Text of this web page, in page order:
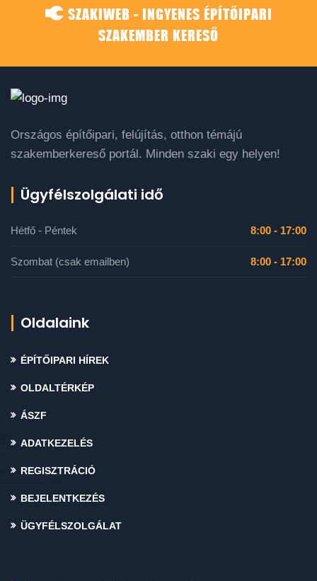
SZAKIWEB - INGYENES ÉPÍTŐIPARI
SZAKEMBER KERESŐ
Országos építőipari, felújítás, otthon témájú
szakemberkereső portál. Minden szaki egy helyen!
Ügyfélszolgálati idő
Hétfő - Péntek 8:00 - 17:00
Szombat (csak emailben) 8:00 - 17:00
Oldalaink
ÉPÍTŐIPARI HÍREK
OLDALTÉRKÉP
ÁSZF
ADATKEZELÉS
REGISZTRÁCIÓ
BEJELENTKEZÉS
ÜGYFÉLSZOLGÁLAT